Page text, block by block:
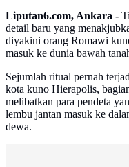
Liputan6.com, Ankara -
detail baru yang
diyakini orang Romawi
masuk ke dunia bawah
Sejumlah ritual pernah
kota kuno Hierapolis,
melibatkan para pendeta
lembu jantan masuk ke
dewa.